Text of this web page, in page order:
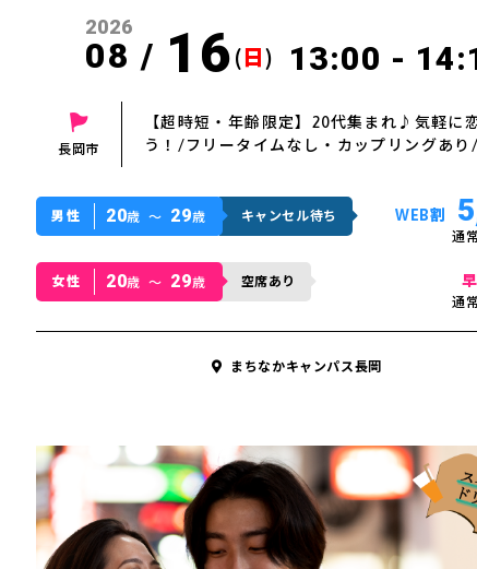
2026
08 / 16 ( 日 ) 13:00 -
長岡市
【超時短・年齢限定】20代集まれ♪気軽に
う！/フリータイムなし・カップリングあり
男性 20歳 〜 29歳 キャンセル待ち WEB割
通
女性 20歳 〜 29歳 空席あり
通
まちなかキャンパス長岡